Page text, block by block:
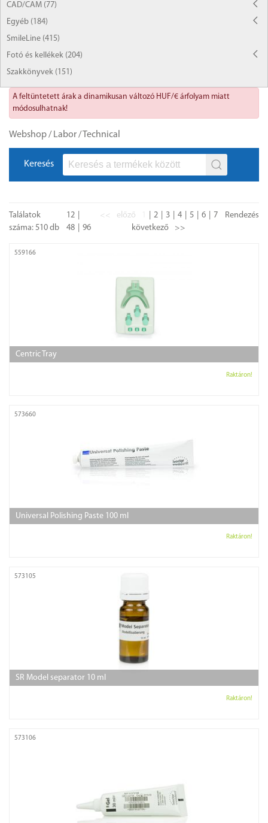
CAD/CAM (77)
Egyéb (184)
SmileLine (415)
Fotó és kellékek (204)
Szakkönyvek (151)
A feltüntetett árak a dinamikusan változó HUF/€ árfolyam miatt
módosulhatnak!
Webshop/ Labor/Technical
Keresés
Találatok
száma: 510 db
12
48
96
<< előző 2 3 4 5 6
7
következő
>>
Rendezés
559166
Centric Tray
Raktáron!
573660
Universal Polishing Paste 100 ml
Raktáron!
573105
SR Model separator 10 ml
Raktáron!
573106